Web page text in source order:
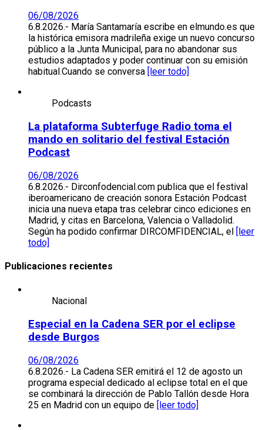
06/08/2026
6.8.2026.- María Santamaría escribe en elmundo.es que
la histórica emisora madrileña exige un nuevo concurso
público a la Junta Municipal, para no abandonar sus
estudios adaptados y poder continuar con su emisión
habitual.Cuando se conversa
[leer todo]
Podcasts
La plataforma Subterfuge Radio toma el
mando en solitario del festival Estación
Podcast
06/08/2026
6.8.2026.- Dirconfodencial.com publica que el festival
iberoamericano de creación sonora Estación Podcast
inicia una nueva etapa tras celebrar cinco ediciones en
Madrid, y citas en Barcelona, Valencia o Valladolid.
Según ha podido confirmar DIRCOMFIDENCIAL, el [leer
todo]
Publicaciones recientes
Nacional
Especial en la Cadena SER por el eclipse
desde Burgos
06/08/2026
6.8.2026.- La Cadena SER emitirá el 12 de agosto un
programa especial dedicado al eclipse total en el que
se combinará la dirección de Pablo Tallón desde Hora
25 en Madrid con un equipo de [leer todo]